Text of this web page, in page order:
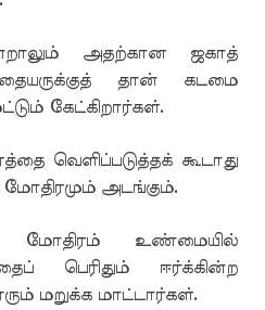
அதற்கான ஜகாத்
தான் கடமை
கேட்கிறார்கள்.
வெளிப்படுத்தக் கூடாது
அடங்கும்.
மோதிரம் உண்மையில்
பெரிதும் ஈர்க்கின்ற
மறுக்க மாட்டார்கள்.